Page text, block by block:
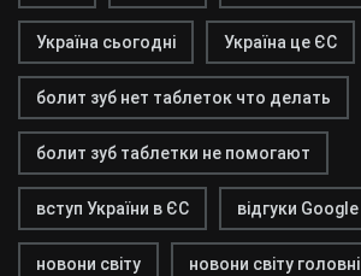
Україна сьогодні Україна це ЄС
болит зуб нет таблеток что делать
болит зуб таблетки не помогают
вступ України в ЄС відгуки Google
новони світу новони світу головні